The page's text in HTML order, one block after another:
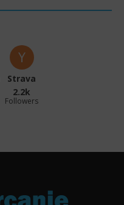
Strava
2.2k
Followers